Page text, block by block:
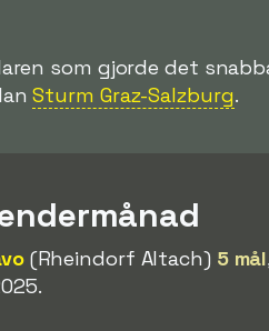
som gjorde det
Sturm Graz-Salzburg.
(Rheindorf Altach) 5 mål